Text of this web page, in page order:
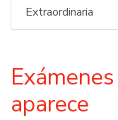
Extraordinaria
aparece